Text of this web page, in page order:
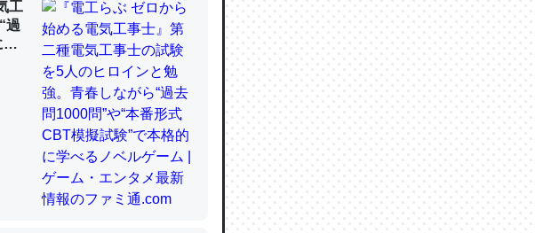
いのか」に関する新仮説
利だから両方が拮抗してるので
グモ）はカルシウムを使わずキ
いのか」に関する新仮説
工
過
学
ミ